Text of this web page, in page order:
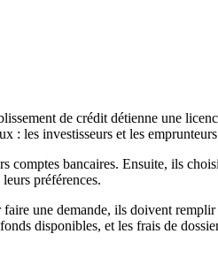
de crédit détienne une
: les investisseurs et les
bancaires. Ensuite, ils
préférences.
une demande, ils doivent
disponibles, et les frais de